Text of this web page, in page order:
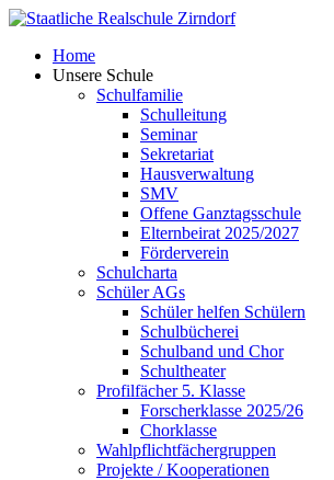
Skip
contentHome
Unsere Schule
Schulfamilie
Schulleitung
Seminar
Sekretariat
Hausverwaltung
SMV
Offene Ganztagsschule
Elternbeirat 2025/2027
Förderverein
Schulcharta
Schüler AGs
Schüler helfen Schülern
Schulbücherei
Schulband und Chor
Schultheater
Profilfächer 5. Klasse
Forscherklasse 2025/26
Chorklasse
Wahlpflichtfächergruppen
Projekte / Kooperationen